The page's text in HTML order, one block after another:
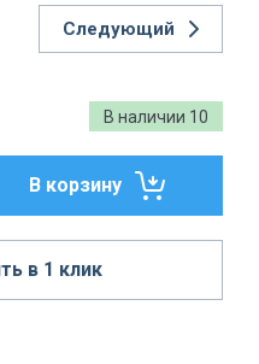
Следующий
В наличии 10
В корзину
в 1 клик